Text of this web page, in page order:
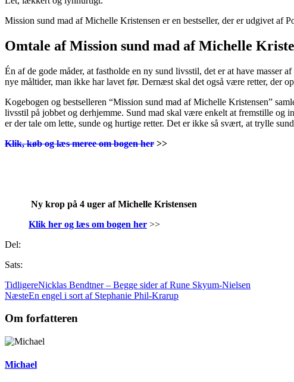
Mission sund mad af Michelle Kristensen er en bestseller, der er udgivet af
Omtale af Mission sund mad af Michelle
Én af de gode måder, at fastholde en ny sund livsstil, det er at have
nye måltider, man ikke har lavet før. Dernæst skal det også være retter, der
Kogebogen og bestselleren “Mission sund mad af Michelle Kristensen”
livsstil på jobbet og derhjemme. Sund mad skal være enkelt at fremstille og
er der tale om lette, sunde og hurtige retter. Det er ikke så svært, at trylle
Klik, køb og læs meree om bogen her >>
Ny krop på 4 uger af Michelle Kristensen
Klik her og læs om bogen her >>
Del:
Sats:
TidligereNicklas Bendtner – Begge sider af Rune Skyum-Nielsen
NæsteEn engel i sort af Stephanie Phil-Krarup
Om forfatteren
Michael